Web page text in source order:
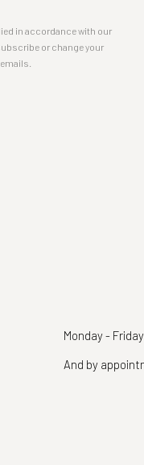
in accordance with our
or change your
Monday -
And by